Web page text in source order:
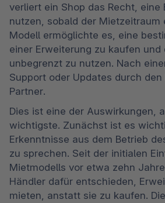
verliert ein Shop das Recht, eine
nutzen, sobald der Mietzeitraum
Modell ermöglichte es, eine
einer Erweiterung zu kaufen und
unbegrenzt zu nutzen. Nach
Support oder Updates durch den
Partner.
Dies ist eine der Auswirkungen,
wichtigste. Zunächst ist es
Erkenntnisse aus dem Betrieb
zu sprechen. Seit der initialen
Mietmodells vor etwa zehn
Händler dafür entschieden,
mieten, anstatt sie zu kaufen.